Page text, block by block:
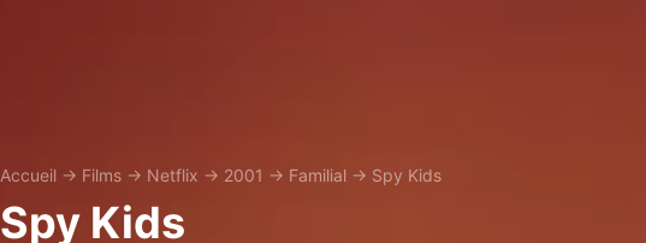
Accueil → Films → Netflix → 2001 → Familial → Spy Kids
Spy Kids